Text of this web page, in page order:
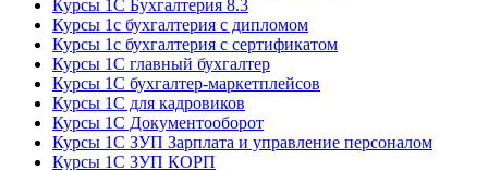
Курсы 1С Бухгалтерия 8.3
Курсы 1с бухгалтерия с дипломом
Курсы 1с бухгалтерия с сертификатом
Курсы 1С главный бухгалтер
Курсы 1С бухгалтер-маркетплейсов
Курсы 1С для кадровиков
Курсы 1С Документооборот
Курсы 1С ЗУП Зарплата и управление персоналом
Курсы 1С ЗУП КОРП